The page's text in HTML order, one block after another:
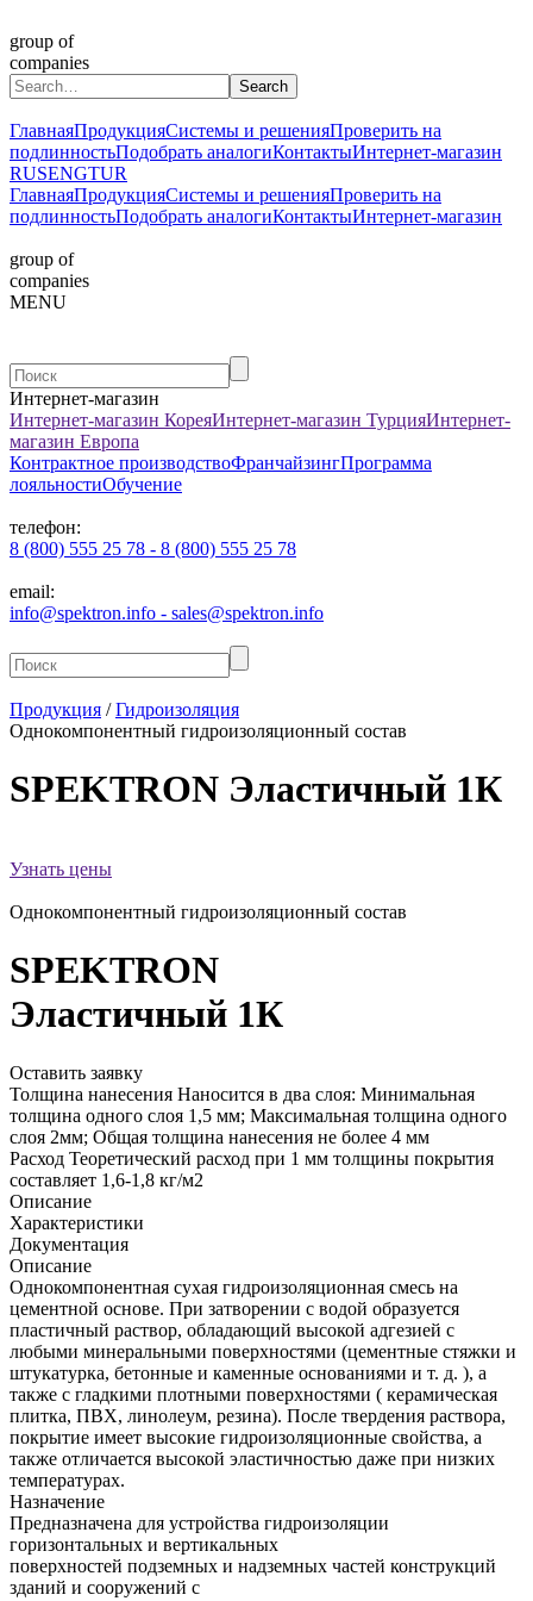
group of
companies
ГлавнаяПродукцияСистемы и решенияПроверить на
подлинностьПодобрать аналогиКонтактыИнтернет-магазин
RUSENGTUR
ГлавнаяПродукцияСистемы и решенияПроверить на
подлинностьПодобрать аналогиКонтактыИнтернет-магазин
group of
companies
MENU
Интернет-магазин
Интернет-магазин КореяИнтернет-магазин ТурцияИнтернет-
магазин Европа
Контрактное производствоФранчайзингПрограмма
лояльностиОбучение
телефон:
8 (800) 555 25 78 - 8 (800) 555 25 78
email:
info@spektron.info - sales@spektron.info
Продукция /Гидроизоляция
Однокомпонентный гидроизоляционный состав
SPEKTRON Эластичный 1К
Узнать цены
Однокомпонентный гидроизоляционный состав
SPEKTRON
Эластичный 1К
Оставить заявку
Толщина нанесения Наносится в два слоя: Минимальная
толщина одного слоя 1,5 мм; Максимальная толщина одного
слоя 2мм; Общая толщина нанесения не более 4 мм
Расход Теоретический расход при 1 мм толщины покрытия
составляет 1,6-1,8 кг/м2
Описание
Характеристики
Документация
Описание
Однокомпонентная сухая гидроизоляционная смесь на
цементной основе. При затворении с водой образуется
пластичный раствор, обладающий высокой адгезией с
любыми минеральными поверхностями (цементные стяжки и
штукатурка, бетонные и каменные основаниями и т. д. ), а
также с гладкими плотными поверхностями ( керамическая
плитка, ПВХ, линолеум, резина). После твердения раствора,
покрытие имеет высокие гидроизоляционные свойства, а
также отличается высокой эластичностью даже при низких
температурах.
Назначение
Предназначена для устройства гидроизоляции
горизонтальных и вертикальных
поверхностей подземных и надземных частей конструкций
зданий и сооружений с